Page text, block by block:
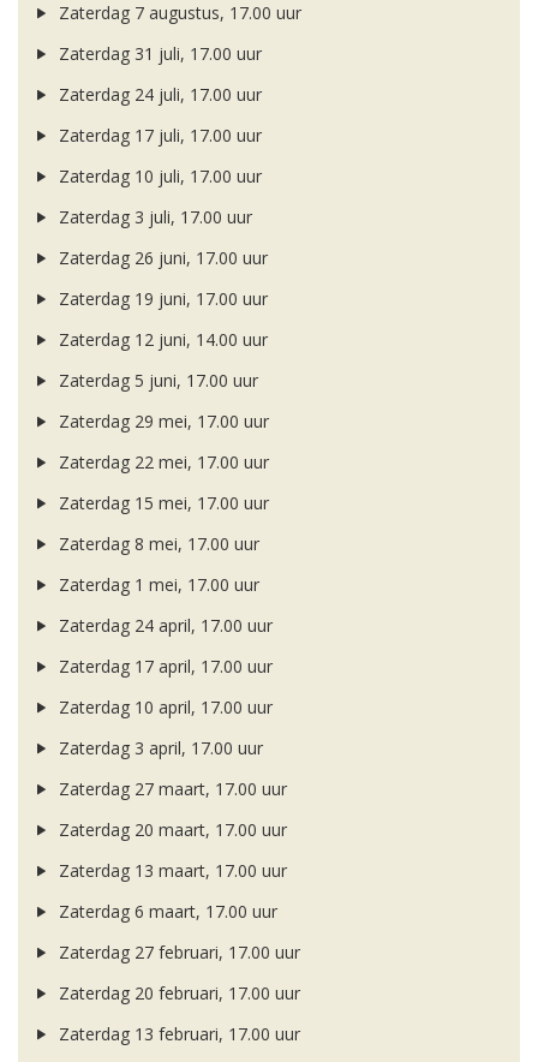
Zaterdag 7 augustus, 17.00 uur
Zaterdag 31 juli, 17.00 uur
Zaterdag 24 juli, 17.00 uur
Zaterdag 17 juli, 17.00 uur
Zaterdag 10 juli, 17.00 uur
Zaterdag 3 juli, 17.00 uur
Zaterdag 26 juni, 17.00 uur
Zaterdag 19 juni, 17.00 uur
Zaterdag 12 juni, 14.00 uur
Zaterdag 5 juni, 17.00 uur
Zaterdag 29 mei, 17.00 uur
Zaterdag 22 mei, 17.00 uur
Zaterdag 15 mei, 17.00 uur
Zaterdag 8 mei, 17.00 uur
Zaterdag 1 mei, 17.00 uur
Zaterdag 24 april, 17.00 uur
Zaterdag 17 april, 17.00 uur
Zaterdag 10 april, 17.00 uur
Zaterdag 3 april, 17.00 uur
Zaterdag 27 maart, 17.00 uur
Zaterdag 20 maart, 17.00 uur
Zaterdag 13 maart, 17.00 uur
Zaterdag 6 maart, 17.00 uur
Zaterdag 27 februari, 17.00 uur
Zaterdag 20 februari, 17.00 uur
Zaterdag 13 februari, 17.00 uur